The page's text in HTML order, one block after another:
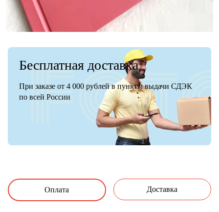
Бесплатная доставка
При заказе от 4 000 рублей в пункты выдачи СДЭК
по всей России
Оплата Доставка